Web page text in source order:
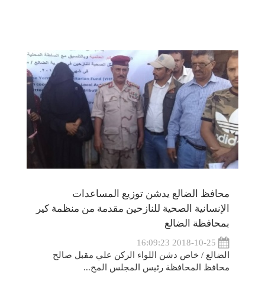
محافظ الضالع يدشن توزيع المساعدات
الإنسانية الصحية للنازحين مقدمة من منظمة كير
بمحافظة الضالع
الضالع / خاص دشن اللواء الركن علي مقبل صالح
محافظ المحافظة رئيس المجلس المح...